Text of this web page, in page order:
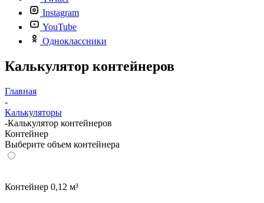
Instagram
YouTube
Одноклассники
Калькулятор контейнеров
Главная
-
Калькуляторы
-Калькулятор контейнеров
Контейнер
Выберите объем контейнера
Контейнер 0,12 м³